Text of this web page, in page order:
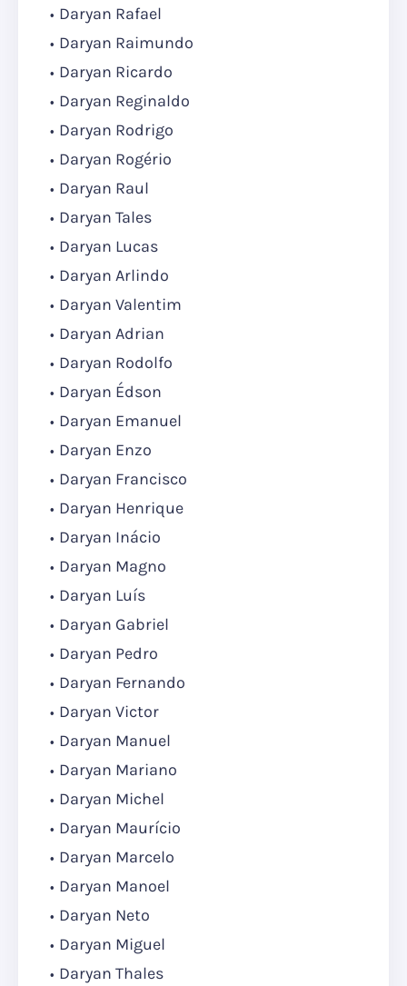
Daryan Rafael
Daryan Raimundo
Daryan Ricardo
Daryan Reginaldo
Daryan Rodrigo
Daryan Rogério
Daryan Raul
Daryan Tales
Daryan Lucas
Daryan Arlindo
Daryan Valentim
Daryan Adrian
Daryan Rodolfo
Daryan Édson
Daryan Emanuel
Daryan Enzo
Daryan Francisco
Daryan Henrique
Daryan Inácio
Daryan Magno
Daryan Luís
Daryan Gabriel
Daryan Pedro
Daryan Fernando
Daryan Victor
Daryan Manuel
Daryan Mariano
Daryan Michel
Daryan Maurício
Daryan Marcelo
Daryan Manoel
Daryan Neto
Daryan Miguel
Daryan Thales